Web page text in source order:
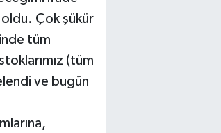
Çok şükür
tüm
(tüm
ve bugün